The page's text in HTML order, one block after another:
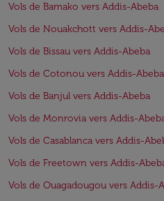
Vols de Bamako vers Addis-Abeba
Vols de Nouakchott vers Addis-
Vols de Bissau vers Addis-Abeba
Vols de Cotonou vers Addis-Abeba
Vols de Banjul vers Addis-Abeba
Vols de Monrovia vers Addis-
Vols de Casablanca vers Addis-
Vols de Freetown vers Addis-
Vols de Ouagadougou vers Addis-